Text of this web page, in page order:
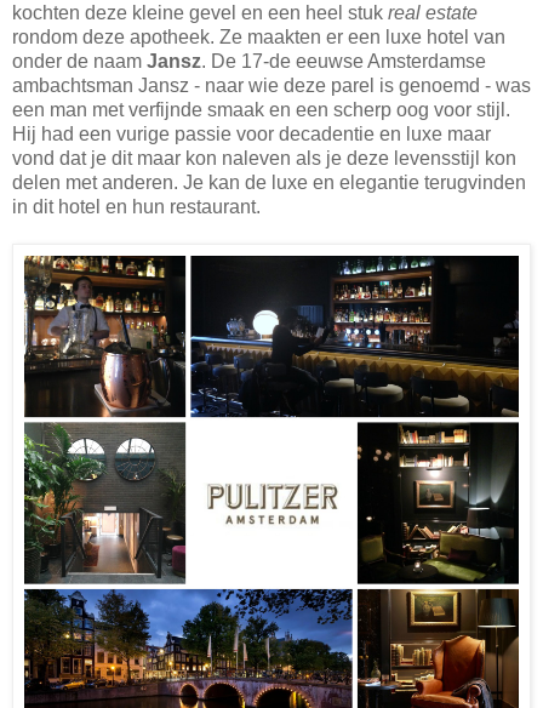
kochten deze kleine gevel en een heel stuk real estate
rondom deze apotheek. Ze maakten er een luxe hotel van
onder de naam Jansz. De 17-de eeuwse Amsterdamse
ambachtsman Jansz - naar wie deze parel is genoemd - was
een man met verfijnde smaak en een scherp oog voor stijl.
Hij had een vurige passie voor decadentie en luxe maar
vond dat je dit maar kon naleven als je deze levensstijl kon
delen met anderen. Je kan de luxe en elegantie terugvinden
in dit hotel en hun restaurant.